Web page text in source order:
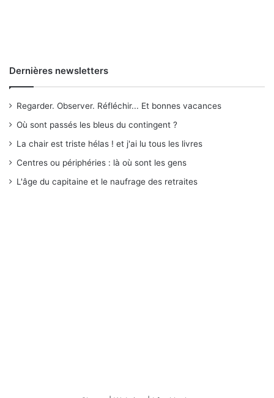
Dernières newsletters
Regarder. Observer. Réfléchir... Et bonnes vacances
Où sont passés les bleus du contingent ?
La chair est triste hélas ! et j'ai lu tous les livres
Centres ou périphéries : là où sont les gens
L'âge du capitaine et le naufrage des retraites